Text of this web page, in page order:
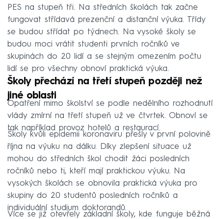
PES na stupeň tři. Na středních školách tak začne
fungovat střídavá prezenční a distanční výuka. Třídy
se budou střídat po týdnech. Na vysoké školy se
budou moci vrátit studenti prvních ročníků ve
skupinách do 20 lidí a se stejným omezením počtu
lidí se pro všechny obnoví praktická výuka.
Školy přechází na třetí stupeň později než
jiné oblasti
Opatření mimo školství se podle nedělního rozhodnutí
vlády zmírní na třetí stupeň už ve čtvrtek. Obnoví se
tak například provoz hotelů a restaurací.
Školy kvůli epidemii koronaviru přešly v první polovině
října na výuku na dálku. Díky zlepšení situace už
mohou do středních škol chodit žáci posledních
ročníků nebo ti, kteří mají praktickou výuku. Na
vysokých školách se obnovila praktická výuka pro
skupiny do 20 studentů posledních ročníků a
individuální studium doktorandů.
Více se již otevřely základní školy, kde funguje běžná